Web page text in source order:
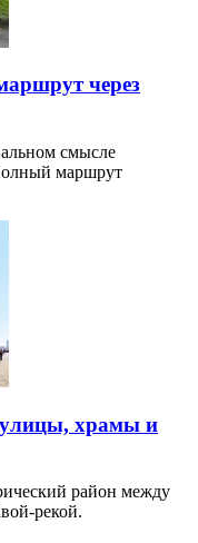
через
смысле
маршрут
храмы и
район между
рекой.